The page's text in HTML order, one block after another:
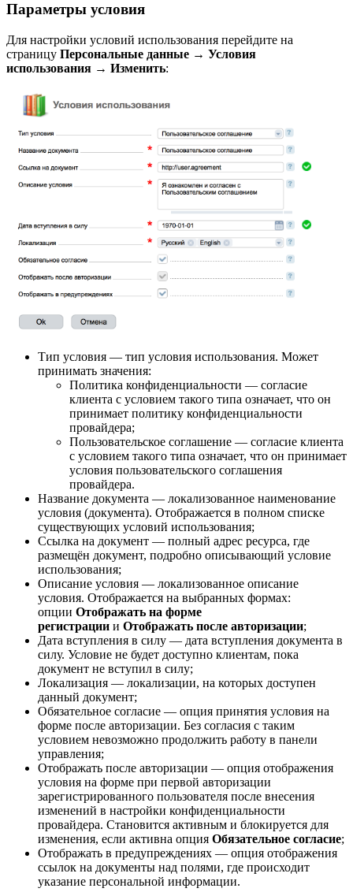
Параметры условия
Для настройки условий использования перейдите на
страницу Персональные данные → Условия
использования → Изменить:
Тип условия — тип условия использования. Может
принимать значения:
Политика конфиденциальности — согласие
клиента с условием такого типа означает, что он
принимает политику конфиденциальности
провайдера;
Пользовательское соглашение — согласие клиента
с условием такого типа означает, что он принимает
условия пользовательского соглашения
провайдера.
Название документа — локализованное наименование
условия (документа). Отображается в полном списке
существующих условий использования;
Ссылка на документ — полный адрес ресурса, где
размещён документ, подробно описывающий условие
использования;
Описание условия — локализованное описание
условия. Отображается на выбранных формах:
опции Отображать на форме
регистрации и Отображать после авторизации;
Дата вступления в силу — дата вступления документа в
силу. Условие не будет доступно клиентам, пока
документ не вступил в силу;
Локализация — локализации, на которых доступен
данный документ;
Обязательное согласие — опция принятия условия на
форме после авторизации. Без согласия с таким
условием невозможно продолжить работу в панели
управления;
Отображать после авторизации — опция отображения
условия на форме при первой авторизации
зарегистрированного пользователя после внесения
изменений в настройки конфиденциальности
провайдера. Становится активным и блокируется для
изменения, если активна опция Обязательное согласие;
Отображать в предупреждениях — опция отображения
ссылок на документы над полями, где происходит
указание персональной информации.